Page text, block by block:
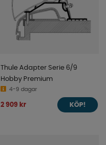
Thule Adapter Serie 6/9
Hobby Premium
4-9 dagar
2 909 kr KÖP!